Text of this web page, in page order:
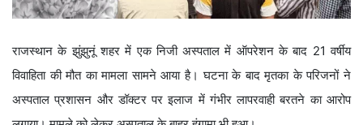
राजस्थान के झुंझुनूं शहर में एक निजी अस्पताल में ऑपरेशन के बाद 21 वर्षीय
विवाहिता की मौत का मामला सामने आया है। घटना के बाद मृतका के परिजनों ने
अस्पताल प्रशासन और डॉक्टर पर इलाज में गंभीर लापरवाही बरतने का आरोप